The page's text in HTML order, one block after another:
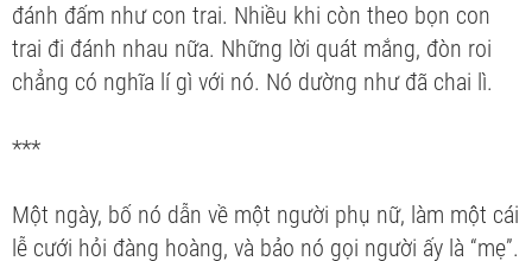
đánh đấm như con trai. Nhiều khi còn theo bọn con
trai đi đánh nhau nữa. Những lời quát mắng, đòn roi
chẳng có nghĩa lí gì với nó. Nó dường như đã chai lì.
***
Một ngày, bố nó dẫn về một người phụ nữ, làm một cái
lễ cưới hỏi đàng hoàng, và bảo nó gọi người ấy là “mẹ”.